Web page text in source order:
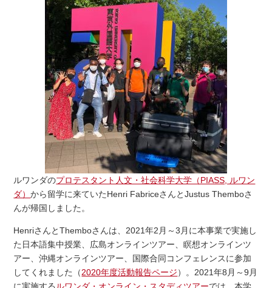
ルワンダのプロテスタント人文・社会科学大学（PIASS, ルワン
ダ）から留学に来ていたHenri FabriceさんとJustus Themboさ
んが帰国しました。
HenriさんとThemboさんは、2021年2月～3月に本事業で実施し
た日本語集中授業、広島オンラインツアー、瞑想オンラインツ
アー、沖縄オンラインツアー、国際合同コンフェレンスに参加
してくれました（2020年度活動報告ページ）。2021年8月～9月